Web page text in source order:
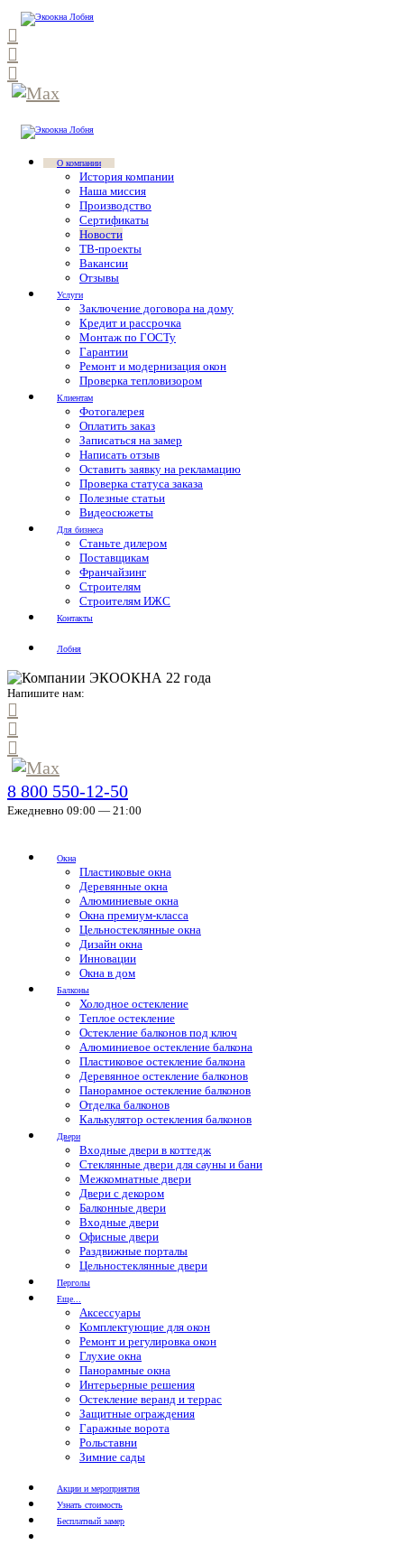
О компании
История компании
Наша миссия
Производство
Сертификаты
Новости
ТВ-проекты
Вакансии
Отзывы
Услуги
Заключение договора на дому
Кредит и рассрочка
Монтаж по ГОСТу
Гарантии
Ремонт и модернизация окон
Проверка тепловизором
Клиентам
Фотогалерея
Оплатить заказ
Записаться на замер
Написать отзыв
Оставить заявку на рекламацию
Проверка статуса заказа
Полезные статьи
Видеосюжеты
Для бизнеса
Станьте дилером
Поставщикам
Франчайзинг
Строителям
Строителям ИЖС
Контакты
Лобня
Напишите нам:
8 800 550-12-50
Ежедневно 09:00 — 21:00
Окна
Пластиковые окна
Деревянные окна
Алюминиевые окна
Окна премиум-класса
Цельностеклянные окна
Дизайн окна
Инновации
Окна в дом
Балконы
Холодное остекление
Теплое остекление
Остекление балконов под ключ
Алюминиевое остекление балкона
Пластиковое остекление балкона
Деревянное остекление балконов
Панорамное остекление балконов
Отделка балконов
Калькулятор остекления балконов
Двери
Входные двери в коттедж
Стеклянные двери для сауны и бани
Межкомнатные двери
Двери с декором
Балконные двери
Входные двери
Офисные двери
Раздвижные порталы
Цельностеклянные двери
Перголы
Еще...
Аксессуары
Комплектующие для окон
Ремонт и регулировка окон
Глухие окна
Панорамные окна
Интерьерные решения
Остекление веранд и террас
Защитные ограждения
Гаражные ворота
Рольставни
Зимние сады
Акции и мероприятия
Узнать стоимость
Бесплатный замер